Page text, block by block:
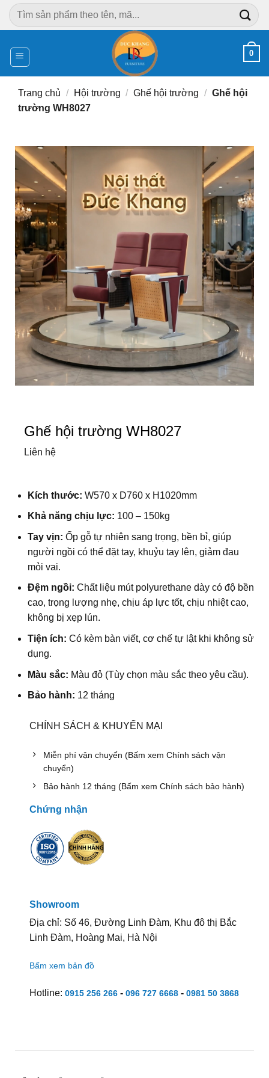
Chuyển
đến
dung
Tìm
kiếm:
0
Trang chủ / Hội trường / Ghế hội trường / Ghế hội
trường WH8027
Ghế hội trường WH8027
Liên hệ
Kích thước: W570 x D760 x H1020mm
Khả năng chịu lực: 100 – 150kg
Tay vịn: Ốp gỗ tự nhiên sang trọng, bền bỉ, giúp
người ngồi có thể đặt tay, khuỷu tay lên, giảm đau
mỏi vai.
Đệm ngồi: Chất liệu mút polyurethane dày có độ bền
cao, trọng lượng nhẹ, chịu áp lực tốt, chịu nhiệt cao,
không bị xẹp lún.
Tiện ích: Có kèm bàn viết, cơ chế tự lật khi không sử
dụng.
Màu sắc: Màu đỏ (Tùy chọn màu sắc theo yêu cầu).
Bảo hành: 12 tháng
CHÍNH SÁCH & KHUYẾN MẠI
Miễn phí vận chuyển (Bấm xem Chính sách vận
chuyển)
Bảo hành 12 tháng (Bấm xem Chính sách bảo hành)
Chứng nhận
Showroom
Địa chỉ: Số 46, Đường Linh Đàm, Khu đô thị Bắc
Linh Đàm, Hoàng Mai, Hà Nội
Bấm xem bản đồ
Hotline: 0915 256 266- 096 727 6668- 0981 50 3868